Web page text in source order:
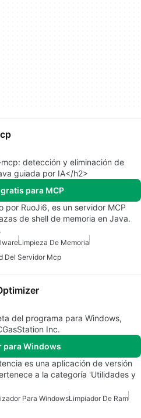
detección y eliminación de
guiada por IA</h2>
para MCP
por RuoJi6, es un servidor MCP
de shell de memoria en Java.
Limpieza De Memoria
Del Servidor Mcp
del programa para Windows,
Inc.
para Windows
es una aplicación de versión
a la categoría 'Utilidades y
Para WindowsLimpiador De Ram